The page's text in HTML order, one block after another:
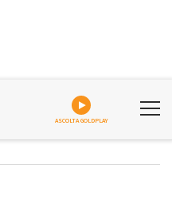
ASCOLTA GOLDPLAY